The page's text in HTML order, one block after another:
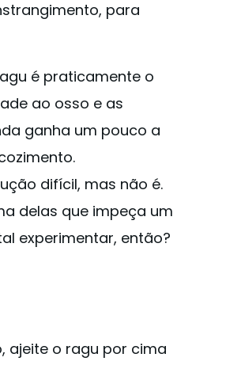
para
é praticamente o
ao osso e as
ganha um pouco a
difícil, mas não é.
delas que impeça um
experimentar, então?
ajeite o ragu por cima